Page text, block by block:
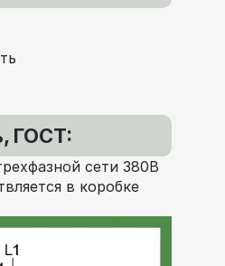
ГОСТ:
сети 380В
в коробке